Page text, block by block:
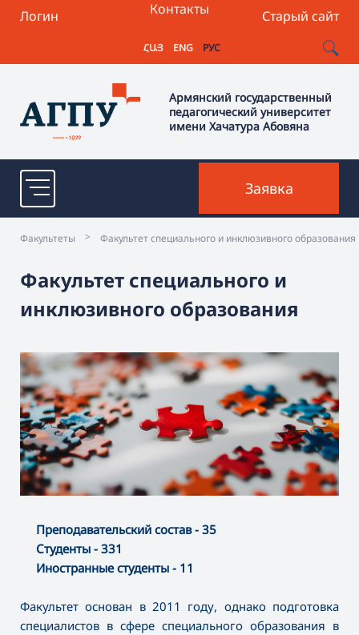
Логин Старый сайт
Контакты
ՀԱՅ ENG РУС
Армянский государственный
педагогический университет
имени Хачатура Абовяна
Заявка
Факультеты > Факультет специального и инклюзивного образования
Факультет специального и
инклюзивного образования
Преподавательский состав - 35
Студенты - 331
Иностранные студенты - 11
Факультет основан в 2011 году, однако подготовка
специалистов в сфере специального образования в